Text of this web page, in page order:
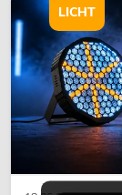
LICHT